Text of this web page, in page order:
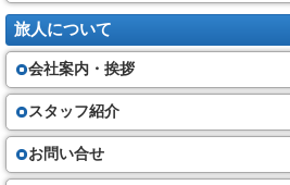
旅人について
会社案内・挨拶
スタッフ紹介
お問い合せ